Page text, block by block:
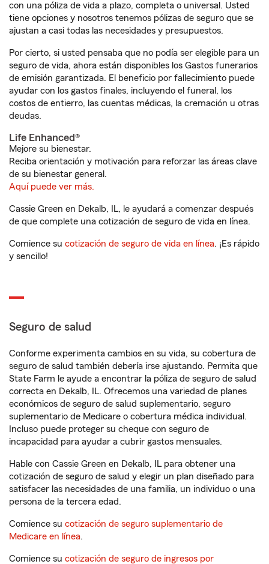
con una póliza de vida a plazo, completa o universal. Usted
tiene opciones y nosotros tenemos pólizas de seguro que se
ajustan a casi todas las necesidades y presupuestos.
Por cierto, si usted pensaba que no podía ser elegible para un
seguro de vida, ahora están disponibles los Gastos funerarios
de emisión garantizada. El beneficio por fallecimiento puede
ayudar con los gastos finales, incluyendo el funeral, los
costos de entierro, las cuentas médicas, la cremación u otras
deudas.
Life Enhanced®
Mejore su bienestar.
Reciba orientación y motivación para reforzar las áreas clave
de su bienestar general.
Aquí puede ver más.
Cassie Green en Dekalb, IL, le ayudará a comenzar después
de que complete una cotización de seguro de vida en línea.
Comience su cotización de seguro de vida en línea. ¡Es rápido
y sencillo!
Seguro de salud
Conforme experimenta cambios en su vida, su cobertura de
seguro de salud también debería irse ajustando. Permita que
State Farm le ayude a encontrar la póliza de seguro de salud
correcta en Dekalb, IL. Ofrecemos una variedad de planes
económicos de seguro de salud suplementario, seguro
suplementario de Medicare o cobertura médica individual.
Incluso puede proteger su cheque con seguro de
incapacidad para ayudar a cubrir gastos mensuales.
Hable con Cassie Green en Dekalb, IL para obtener una
cotización de seguro de salud y elegir un plan diseñado para
satisfacer las necesidades de una familia, un individuo o una
persona de la tercera edad.
Comience su cotización de seguro suplementario de
Medicare en línea.
Comience su cotización de seguro de ingresos por